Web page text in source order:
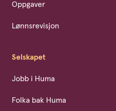
Oppgaver
Lønnsrevisjon
Selskapet
Jobb i Huma
Folka bak Huma